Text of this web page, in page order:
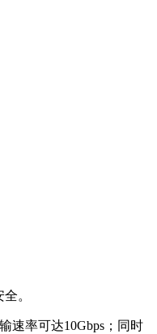
。
速率可达10Gbps；同时